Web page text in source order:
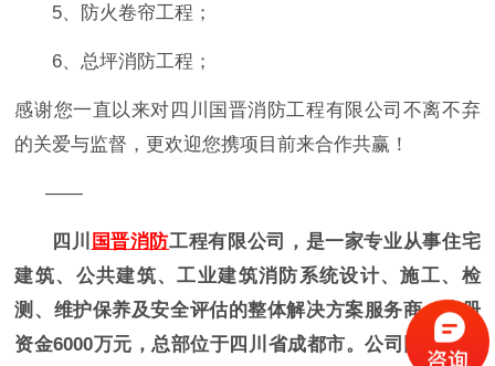
5、防火卷帘工程；
6、总坪消防工程；
感谢您一直以来对四川国晋消防工程有限公司不离不弃
的关爱与监督，更欢迎您携项目前来合作共赢！
——
四川 国晋消防工程有限公司，是一家专业从事住宅
建筑、公共建筑、工业建筑消防系统设计、施工、检
测、维护保养及安全评估的整体解决方案服务商，注册
资金6000万元，总部位于四川省成都市。公司同时具备